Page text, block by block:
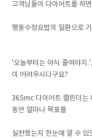
고객님들이 다이어트를 하
행동수정요법의 일환으로
'오늘부터는 야식 줄여야지
이 어려우시다구요?
365mc 다이어트 캘린더는
동안 얼마나 목표를
실천했는지 한눈에 알 수 있